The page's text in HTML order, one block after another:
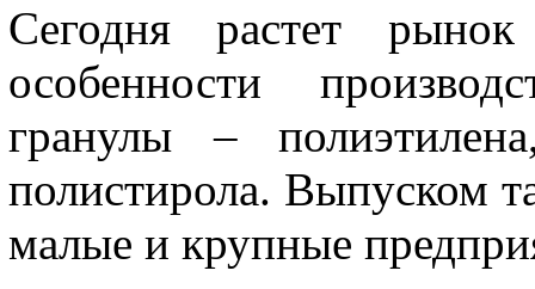
Сегодня растет
особенности
гранулы –
полистирола. Выпуском
малые и крупные